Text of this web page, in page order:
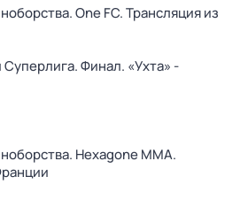
One FC. Трансляция из
Финал. «Ухта» -
Hexagone MMA.